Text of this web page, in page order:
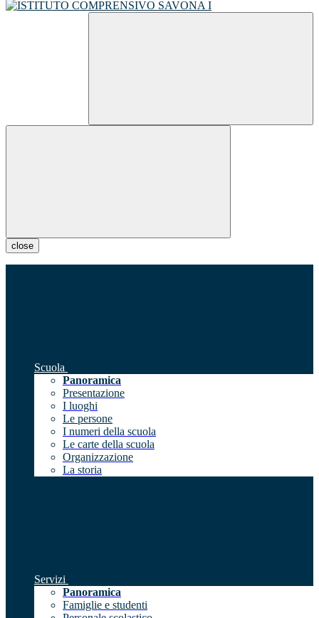
close
Scuola
Panoramica
Presentazione
I luoghi
Le persone
I numeri della scuola
Le carte della scuola
Organizzazione
La storia
Servizi
Panoramica
Famiglie e studenti